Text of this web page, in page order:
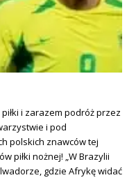
i zarazem podróż przez
i pod
polskich znawców tej
piłki nożnej! „W Brazylii
gdzie Afrykę widać